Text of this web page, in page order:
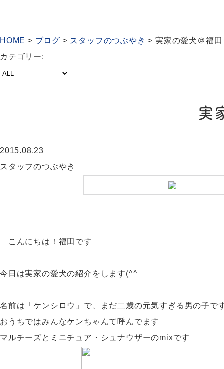
HOME > ブログ > スタッフのつぶやき >実家の愛犬＠福田
カテゴリー:
実
2015.08.23
スタッフのつぶやき
こんにちは！福田です
今日は実家の愛犬の紹介をします(^^
名前は「ケンシロウ」で、まだ二歳の元気すぎる男の子で
おうちではみんなケンちゃんて呼んでます
マルチーズとミニチュア・シュナウザーのmixです